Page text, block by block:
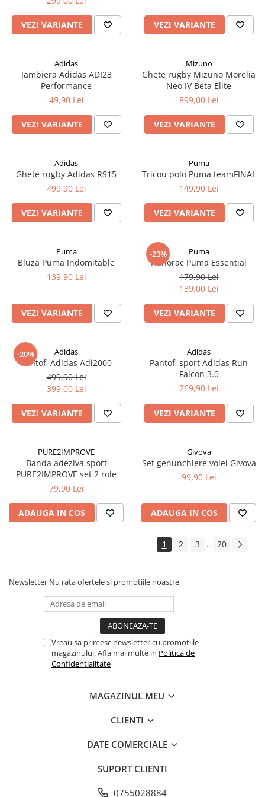
VEZI VARIANTE VEZI VARIANTE
Adidas
Jambiera Adidas ADI23
Performance
49,90 Lei
VEZI VARIANTE
Mizuno
Ghete rugby Mizuno Morelia
Neo IV Beta Elite
899,00 Lei
VEZI VARIANTE
Adidas
Ghete rugby Adidas RS15
499,90 Lei
VEZI VARIANTE
Puma
Tricou polo Puma teamFINAL
149,90 Lei
VEZI VARIANTE
Puma
Bluza Puma Indomitable
139,90 Lei
VEZI VARIANTE
-23% Puma
Hanorac Puma Essential
179,90 Lei
139,00 Lei
VEZI VARIANTE
-20% Adidas
Pantofi Adidas Adi2000
499,90 Lei
399,00 Lei
VEZI VARIANTE
Adidas
Pantofi sport Adidas Run
Falcon 3.0
269,90 Lei
VEZI VARIANTE
PURE2IMPROVE
Banda adeziva sport
PURE2IMPROVE set 2 role
79,90 Lei
ADAUGA IN COS
Givova
Set genunchiere volei Givova
99,90 Lei
ADAUGA IN COS
1 2 3 ... 20
Newsletter Nu rata ofertele si promotiile noastre
Vreau sa primesc newsletter cu promotiile
magazinului. Afla mai multe in Politica de
Confidentialitate
MAGAZINUL MEU
CLIENTI
DATE COMERCIALE
SUPORT CLIENTI
0755028884